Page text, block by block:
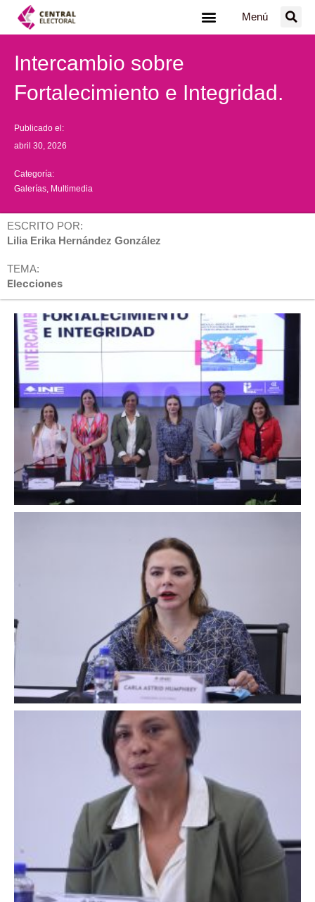
Menú
Intercambio sobre
Fortalecimiento e Integridad.
Publicado el:
abril 30, 2026
Categoría:
Galerías Multimedia
ESCRITO POR:
Lilia Erika Hernández González
TEMA:
Elecciones